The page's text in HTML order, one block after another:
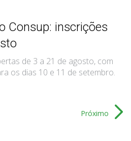
Consup: inscrições
de 3 a 21 de agosto, com
os dias 10 e 11 de setembro.
Próximo